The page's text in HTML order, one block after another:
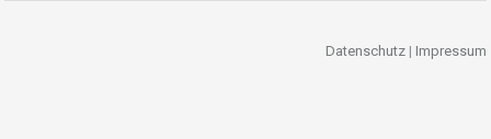
Datenschutz | Impressum